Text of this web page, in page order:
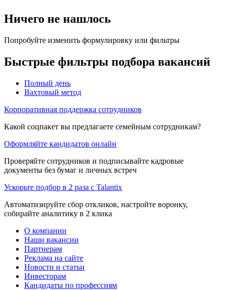
Ничего не нашлось
Попробуйте изменить формулировку или фильтры
Быстрые фильтры подбора вакансий
Полный день
Вахтовый метод
Корпоративная поддержка сотрудников
Какой соцпакет вы предлагаете семейным сотрудникам?
Оформляйте кандидатов онлайн
Проверяйте сотрудников и подписывайте кадровые
документы без бумаг и личных встреч
Ускорьте подбор в 2 раза с Talantix
Автоматизируйте сбор откликов, настройте воронку,
собирайте аналитику в 2 клика
О компании
Наши вакансии
Партнерам
Реклама на сайте
Новости и статьи
Инвесторам
Кандидаты по профессиям